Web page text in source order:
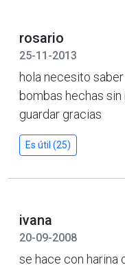
rosario
25-11-2013
hola necesito
bombas hechas
guardar gracias
Es útil (25)
ivana
20-09-2008
se hace con harina